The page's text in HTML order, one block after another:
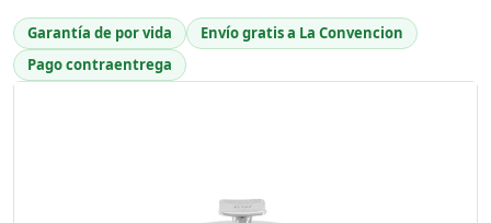
Garantía de por vida
Envío gratis a La Convencion
Pago contraentrega